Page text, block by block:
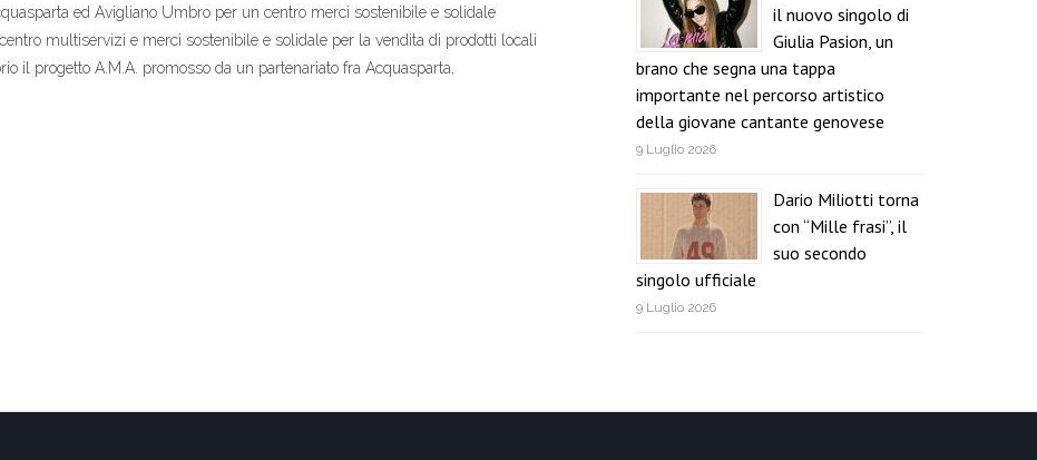
ed Avigliano Umbro per un centro merci sostenibile e solidale
multiservizi e merci sostenibile e solidale per la vendita di prodotti locali
il progetto A.M.A. promosso da un partenariato fra Acquasparta,
il nuovo singolo di
Giulia Pasion, un
brano che segna una tappa
importante nel percorso artistico
della giovane cantante genovese
9 Luglio 2026
Dario Miliotti torna
con “Mille frasi”, il
suo secondo
singolo ufficiale
9 Luglio 2026